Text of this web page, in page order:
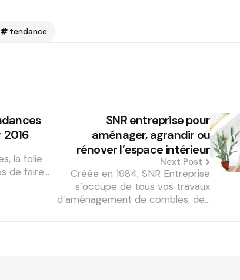
tendance
2016
la folie
de faire…
SNR entreprise pour
aménager, agrandir ou
rénover l’espace intérieur
Next Post
Créée en 1984, SNR Entreprise
s’occupe de tous vos travaux
d’aménagement de combles, de…